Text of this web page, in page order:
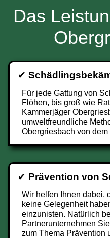
Das
✔
Für jede Gattung von
Flöhen, bis groß wie
Kammerjäger
umweltfreundliche
Obergriesbach von
✔ Prävention von
Wir helfen Ihnen dabei,
keine Gelegenheit
einzunisten. Natürlich
Partnerunternehmen
zum Thema Prävention